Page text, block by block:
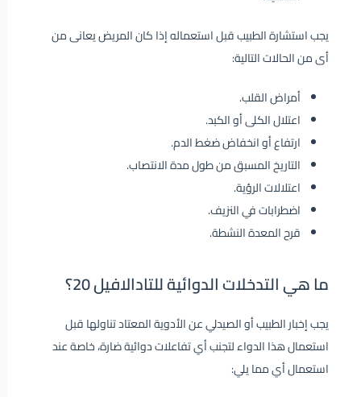
يجب استشارة الطبيب قبل استعماله إذا كان المريض يعانى من
أى من الحالات التالية:
أمراض القلب.
اعتلال الكلى أو الكبد.
ارتفاع أو انخفاض ضغط الدم.
التاريخ المسبق من طول مدة الانتصاب.
اعتلالات الرؤية.
اضطرابات في النزيف.
قرح المعدة النشطة.
ما هي التدخلات الدوائية للتادالافيل20؟
يجب إخبار الطبيب أو الصيدلي عن الأدوية المعتاد تناولها قبل
استعمال هذا الدواء لتجنب أي تفاعلات دوائية ضارة، خاصة عند
استعمال أي مما يلي: